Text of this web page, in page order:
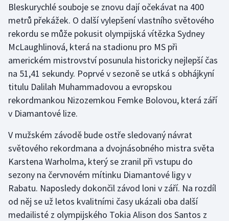
Bleskurychlé souboje se znovu dají očekávat na 400
metrů překážek. O další vylepšení vlastního světového
rekordu se může pokusit olympijská vítězka Sydney
McLaughlinová, která na stadionu pro MS při
americkém mistrovství posunula historicky nejlepší čas
na 51,41 sekundy. Poprvé v sezoně se utká s obhájkyní
titulu Dalilah Muhammadovou a evropskou
rekordmankou Nizozemkou Femke Bolovou, která září
v Diamantové lize.
V mužském závodě bude ostře sledovaný návrat
světového rekordmana a dvojnásobného mistra světa
Karstena Warholma, který se zranil při vstupu do
sezony na červnovém mítinku Diamantové ligy v
Rabatu. Naposledy dokončil závod loni v září. Na rozdíl
od něj se už letos kvalitními časy ukázali oba další
medailisté z olympijského Tokia Alison dos Santos z